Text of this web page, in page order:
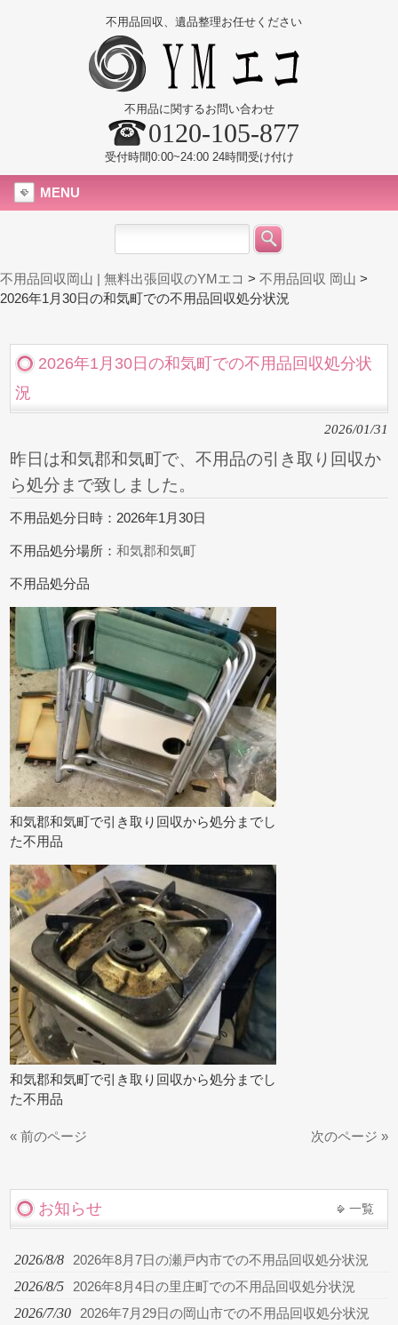
不用品回収、遺品整理お任せください
不用品に関するお問い合わせ
0120-105-877
受付時間0:00~24:00 24時間受け付け
MENU
不用品回収岡山 | 無料出張回収のYMエコ > 不用品回収 岡山 >
2026年1月30日の和気町での不用品回収処分状況
2026年1月30日の和気町での不用品回収処分状
況
2026/01/31
昨日は和気郡和気町で、不用品の引き取り回収か
ら処分まで致しました。
不用品処分日時：2026年1月30日
不用品処分場所：和気郡和気町
不用品処分品
和気郡和気町で引き取り回収から処分までし
た不用品
和気郡和気町で引き取り回収から処分までし
た不用品
« 前のページ 次のページ »
お知らせ 一覧
2026/8/8 2026年8月7日の瀬戸内市での不用品回収処分状況
2026/8/5 2026年8月4日の里庄町での不用品回収処分状況
2026/7/30 2026年7月29日の岡山市での不用品回収処分状況